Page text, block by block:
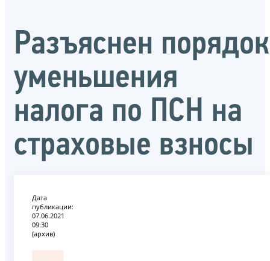
Разъяснен порядок
уменьшения
налога по ПСН на
страховые взносы
Дата
публикации:
07.06.2021
09:30
(архив)